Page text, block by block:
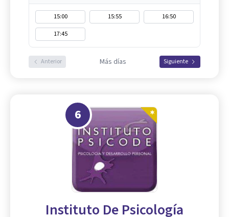
15:00 15:55
16:50
17:45
Anterior Más días Siguiente
6
Instituto De Psicología